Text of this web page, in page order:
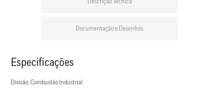
Descrição Técnica
Documentação e Desenhos
Especificações
Divisão: Combustão Industrial